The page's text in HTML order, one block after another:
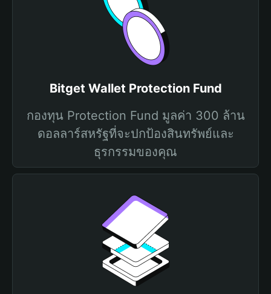
Bitget Wallet Protection Fund
กองทุน Protection Fund มูลค่า 300 ล้าน
ดอลลาร์สหรัฐที่จะปกป้องสินทรัพย์และ
ธุรกรรมของคุณ